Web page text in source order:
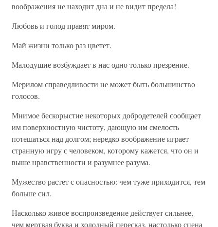
воображения не находит дна и не видит предела!
Любовь и голод правят миром.
Май жизни только раз цветет.
Малодушие возбуждает в нас одно только презрение.
Мерилом справедливости не может быть большинство
голосов.
Мнимое бескорыстие некоторых добродетелей сообщает
им поверхностную чистоту, дающую им смелость
потешаться над долгом; нередко воображение играет
странную игру с человеком, которому кажется, что он и
выше нравственности и разумнее разума.
Мужество растет с опасностью: чем туже приходится, тем
больше сил.
Насколько живое воспроизведение действует сильнее,
чем мертвая буква и холодный пересказ, настолько сцена